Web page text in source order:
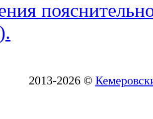
2013-2026 ©